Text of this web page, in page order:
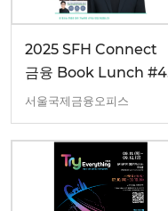
2025 SFH Connect
금융 Book Lunch #4
(8/22)
서울국제금융오피스